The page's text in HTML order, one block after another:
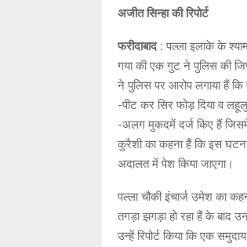
अजीत सिन्हा की रिपोर्ट
फरीदाबाद : पल्ला इलाके के
गया की एक गुट ने पुलिस की
ने पुलिस पर आरोप लगाया हैं
-पीट कर सिर फोड़ दिया व
-अलग मुकदमें दर्ज किए हैं जिसमें
कुरैशी का कहना हैं कि इस
अदालत में पेश किया जाएगा।
पल्ला चौकी इंचार्ज उमेश का
तगड़ा झगड़ा हो रहा हैं के बाद
उन्हें रिपोर्ट किया कि एक